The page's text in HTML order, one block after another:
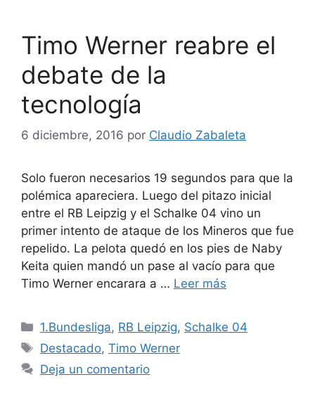
Timo Werner reabre el
debate de la
tecnología
6 diciembre, 2016 por Claudio Zabaleta
Solo fueron necesarios 19 segundos para que la
polémica apareciera. Luego del pitazo inicial
entre el RB Leipzig y el Schalke 04 vino un
primer intento de ataque de los Mineros que fue
repelido. La pelota quedó en los pies de Naby
Keita quien mandó un pase al vacío para que
Timo Werner encarara a … Leer más
Categorías
1.Bundesliga, RB Leipzig, Schalke 04
Etiquetas
Destacado,Timo Werner
Deja un comentario